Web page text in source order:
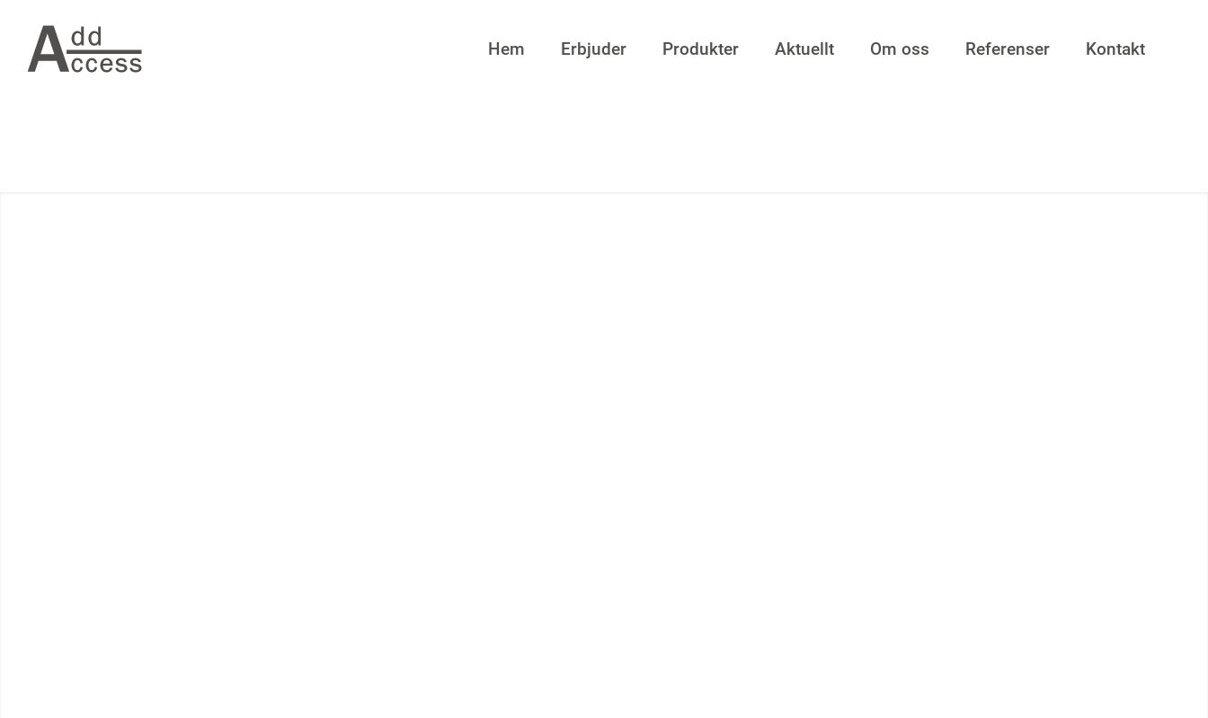
Hem Erbjuder Produkter Aktuellt Om oss Referenser Kontakt